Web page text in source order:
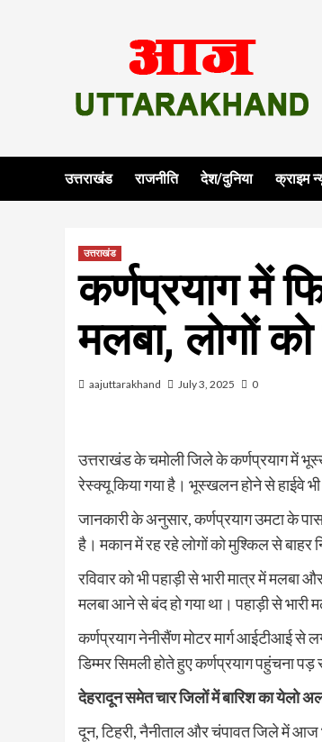
उत्तराखंड राजनीति देश/दुनिया क्राइम
उत्तराखंड
कर्णप्रयाग में
मलबा, लोगों
aajuttarakhand July 3, 2025 0
उत्तराखंड के चमोली जिले के कर्णप्रयाग में
रेस्क्यू किया गया है। भूस्खलन होने से हाईवे भी
जानकारी के अनुसार, कर्णप्रयाग उमटा के
है। मकान में रह रहे लोगों को मुश्किल से बाहर
रविवार को भी पहाड़ी से भारी मात्र में मलबा
मलबा आने से बंद हो गया था। पहाड़ी से भारी
कर्णप्रयाग नेनीसैंण मोटर मार्ग आईटीआई से
डिम्मर सिमली होते हुए कर्णप्रयाग पहुंचना पड़
देहरादून समेत चार जिलों में बारिश का येलो
दून, टिहरी, नैनीताल और चंपावत जिले में आज